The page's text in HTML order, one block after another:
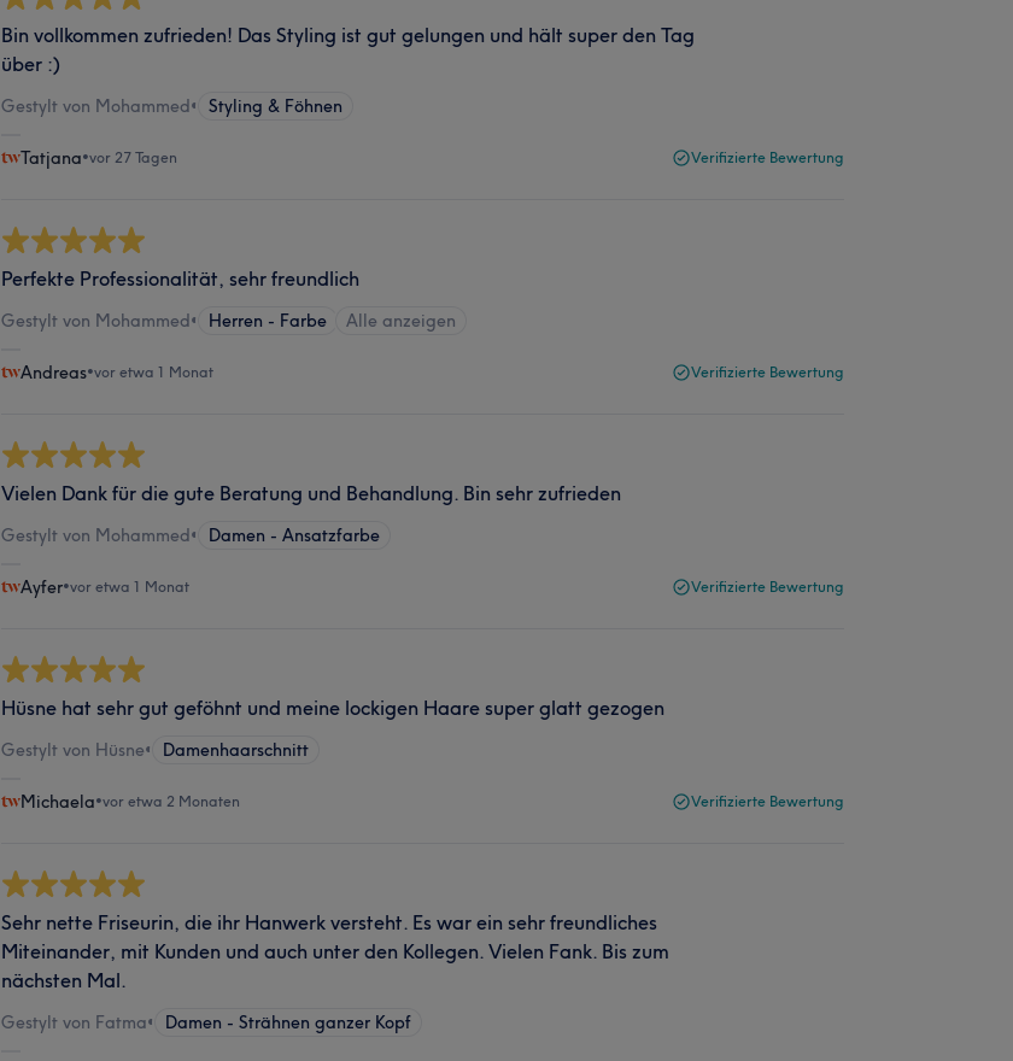
Bin vollkommen zufrieden! Das Styling ist gut gelungen und hält super den Tag
über :)
Gestylt von Mohammed• Styling & Föhnen
Tatjana•vor 27 Tagen Verifizierte Bewertung
Perfekte Professionalität, sehr freundlich
Gestylt von Mohammed• Herren - Farbe Alle anzeigen
Andreas•vor etwa 1 Monat Verifizierte Bewertung
Vielen Dank für die gute Beratung und Behandlung. Bin sehr zufrieden
Gestylt von Mohammed• Damen - Ansatzfarbe
Ayfer•vor etwa 1 Monat Verifizierte Bewertung
Hüsne hat sehr gut geföhnt und meine lockigen Haare super glatt gezogen
Gestylt von Hüsne• Damenhaarschnitt
Michaela•vor etwa 2 Monaten Verifizierte Bewertung
Sehr nette Friseurin, die ihr Hanwerk versteht. Es war ein sehr freundliches
Miteinander, mit Kunden und auch unter den Kollegen. Vielen Fank. Bis zum
nächsten Mal.
Gestylt von Fatma• Damen - Strähnen ganzer Kopf